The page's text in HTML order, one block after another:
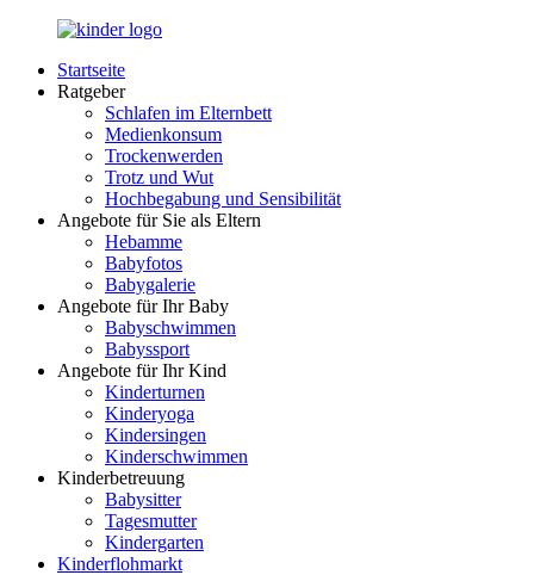
Zurück
Inhalt
LuckyKids.de
Das
Nachwuchs
Startseite
Ratgeber
Schlafen im Elternbett
Medienkonsum
Trockenwerden
Trotz und Wut
Hochbegabung und Sensibilität
Angebote für Sie als Eltern
Hebamme
Babyfotos
Babygalerie
Angebote für Ihr Baby
Babyschwimmen
Babyssport
Angebote für Ihr Kind
Kinderturnen
Kinderyoga
Kindersingen
Kinderschwimmen
Kinderbetreuung
Babysitter
Tagesmutter
Kindergarten
Kinderflohmarkt